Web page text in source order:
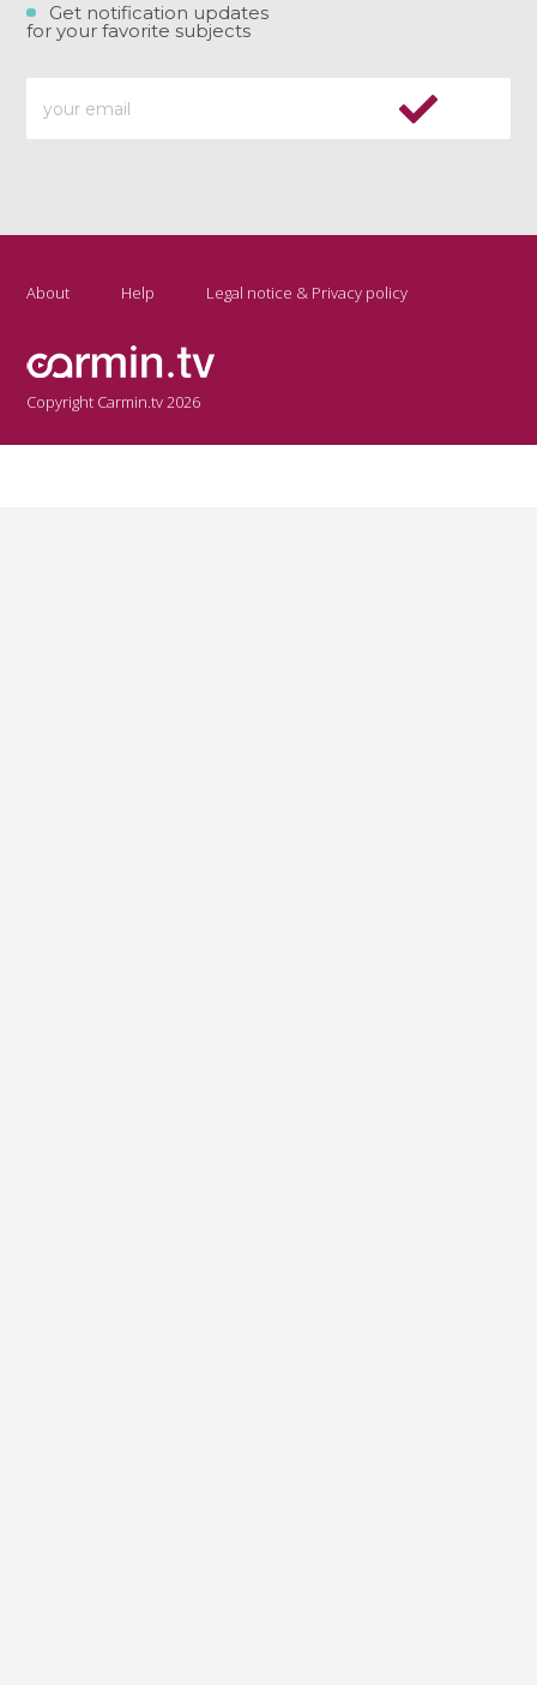
Get notification updates
for your favorite subjects
About Help Legal notice & Privacy policy
Copyright Carmin.tv 2026